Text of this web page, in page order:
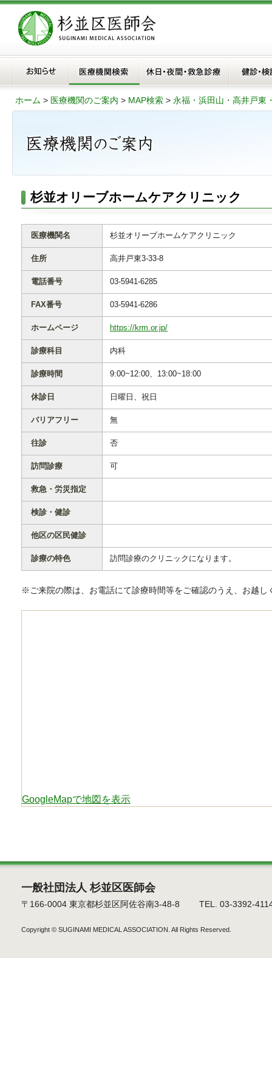
ホーム > 医療機関のご案内 > MAP検索 > 永福・浜田山・高井戸東
杉並オリーブホームケアクリニック
医療機関名 杉並オリーブホームケアクリニック
住所 高井戸東3-33-8
電話番号 03-5941-6285
FAX番号 03-5941-6286
ホームページ https://krm.or.jp/
診療科目 内科
診療時間 9:00~12:00、13:00~18:00
休診日 日曜日、祝日
バリアフリー 無
往診 否
訪問診療 可
救急・労災指定
検診・健診
他区の区民健診
診療の特色 訪問診療のクリニックになります。
※ご来院の際は、お電話にて診療時間等をご確認のうえ、お越し
GoogleMapで地図を表示
一般社団法人 杉並区医師会
〒166-0004 東京都杉並区阿佐谷南3-48-8 TEL. 03-3392-
Copyright © SUGINAMI MEDICAL ASSOCIATION. All Rights Reserved.